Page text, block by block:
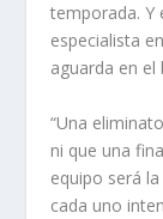
temporada. Y
especialista
aguarda en el
“Una
ni que una
equipo será
cada uno